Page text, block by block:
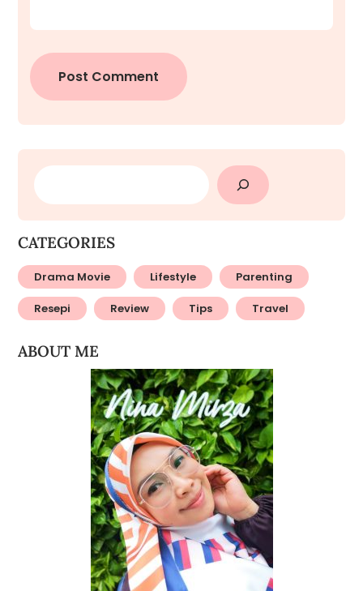
SEARCH
CATEGORIES
Drama Movie Lifestyle Parenting
Resepi Review Tips Travel
ABOUT ME